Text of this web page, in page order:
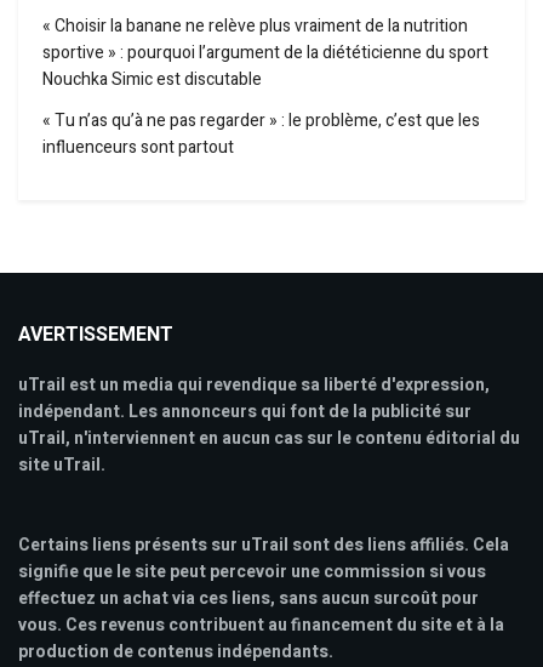
« Choisir la banane ne relève plus vraiment de la nutrition
sportive » : pourquoi l’argument de la diététicienne du sport
Nouchka Simic est discutable
« Tu n’as qu’à ne pas regarder » : le problème, c’est que les
influenceurs sont partout
AVERTISSEMENT
uTrail est un media qui revendique sa liberté d'expression,
indépendant. Les annonceurs qui font de la publicité sur
uTrail, n'interviennent en aucun cas sur le contenu éditorial du
site uTrail.
Certains liens présents sur uTrail sont des liens affiliés. Cela
signifie que le site peut percevoir une commission si vous
effectuez un achat via ces liens, sans aucun surcoût pour
vous. Ces revenus contribuent au financement du site et à la
production de contenus indépendants.